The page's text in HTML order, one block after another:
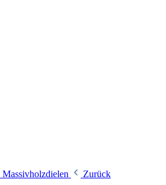
Massivholzdielen
Zurück